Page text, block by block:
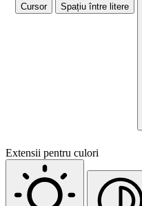
Cursor Spațiu între litere
Extensii pentru culori